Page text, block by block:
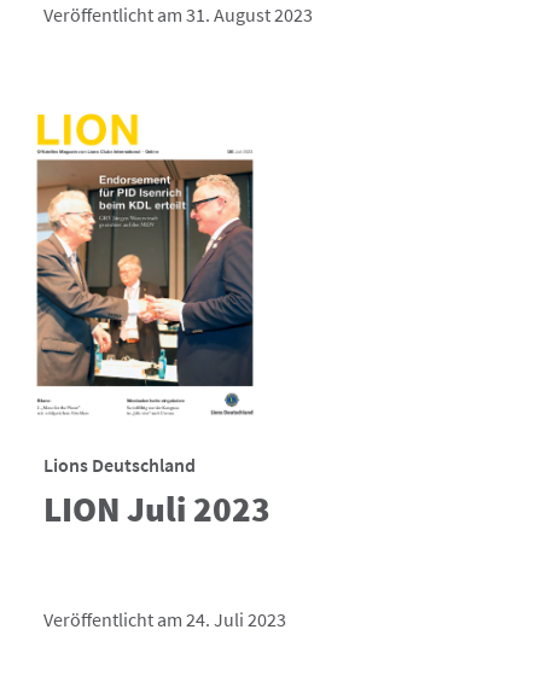
Veröffentlicht am 31. August 2023
Lions Deutschland
LION Juli 2023
Veröffentlicht am 24. Juli 2023